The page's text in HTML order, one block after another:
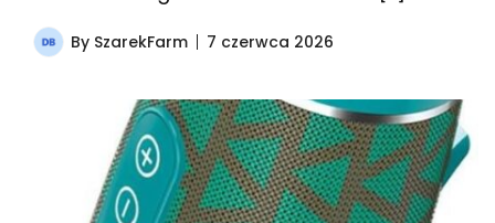
By SzarekFarm 7 czerwca 2026